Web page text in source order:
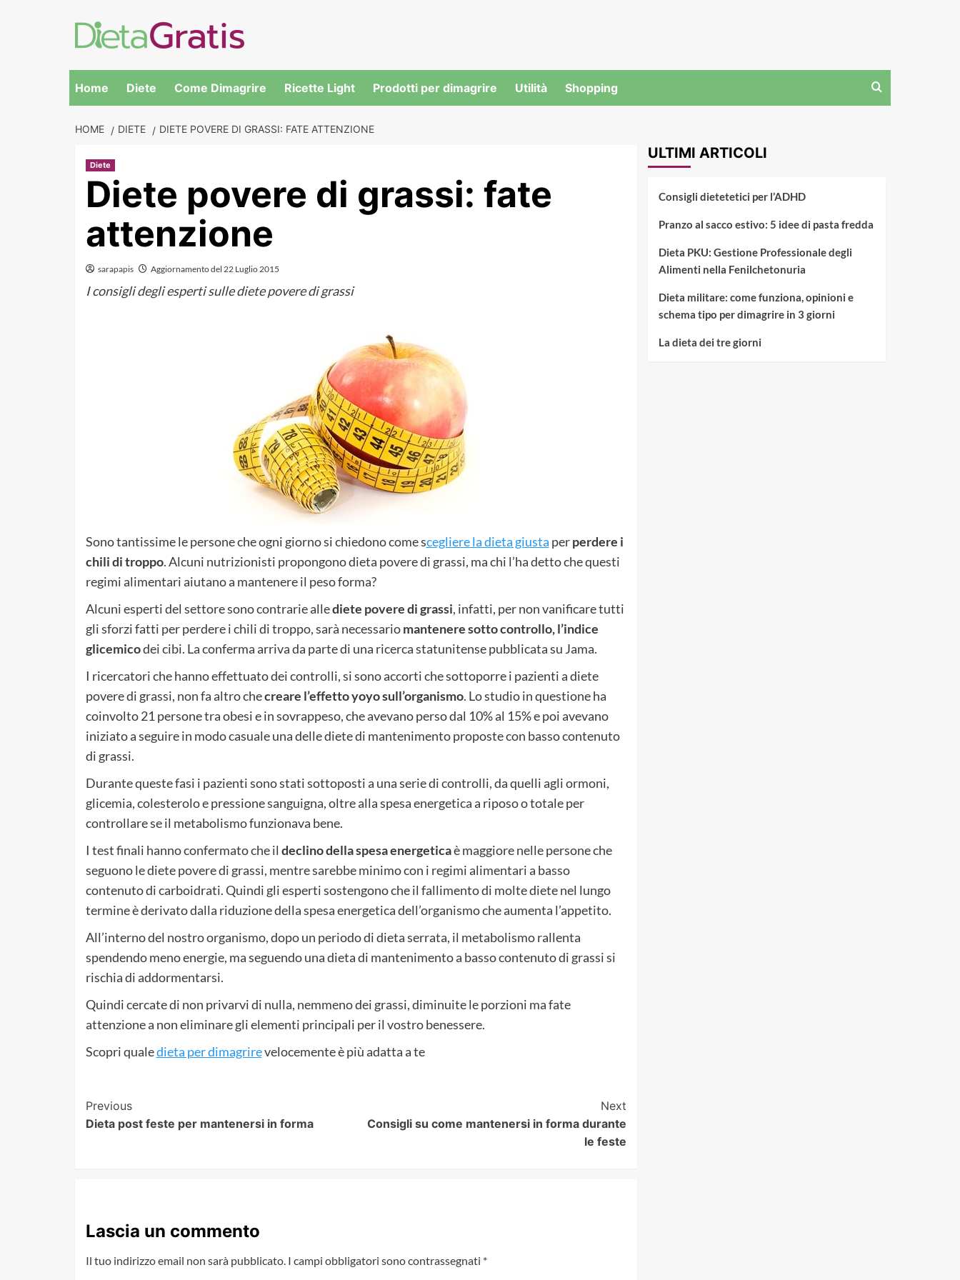
to
content
Home Diete Come Dimagrire Ricette Light Prodotti per dimagrire Utilità Shopping
HOME DIETE DIETE POVERE DI GRASSI: FATE ATTENZIONE
Diete
Diete povere di grassi: fate
attenzione
sarapapis Aggiornamento del 22 Luglio 2015
I consigli degli esperti sulle diete povere di grassi
Sono tantissime le persone che ogni giorno si chiedono come scegliere la dieta giusta perperdere i
chili di troppo. Alcuni nutrizionisti propongono dieta povere di grassi, ma chi l’ha detto che questi
regimi alimentari aiutano a mantenere il peso forma?
Alcuni esperti del settore sono contrarie allediete povere di grassi, infatti, per non vanificare tutti
gli sforzi fatti per perdere i chili di troppo, sarà necessariomantenere sotto controllo, l’indice
glicemicodei cibi. La conferma arriva da parte di una ricerca statunitense pubblicata su Jama.
I ricercatori che hanno effettuato dei controlli, si sono accorti che sottoporre i pazienti a diete
povere di grassi, non fa altro checreare l’effetto yoyo sull’organismo. Lo studio in questione ha
coinvolto 21 persone tra obesi e in sovrappeso, che avevano perso dal 10% al 15% e poi avevano
iniziato a seguire in modo casuale una delle diete di mantenimento proposte con basso contenuto
di grassi.
Durante queste fasi i pazienti sono stati sottoposti a una serie di controlli, da quelli agli ormoni,
glicemia, colesterolo e pressione sanguigna, oltre alla spesa energetica a riposo o totale per
controllare se il metabolismo funzionava bene.
I test finali hanno confermato che il declino della spesa energeticaè maggiore nelle persone che
seguono le diete povere di grassi, mentre sarebbe minimo con i regimi alimentari a basso
contenuto di carboidrati. Quindi gli esperti sostengono che il fallimento di molte diete nel lungo
termine è derivato dalla riduzione della spesa energetica dell’organismo che aumenta l’appetito.
All’interno del nostro organismo, dopo un periodo di dieta serrata, il metabolismo rallenta
spendendo meno energie, ma seguendo una dieta di mantenimento a basso contenuto di grassi si
rischia di addormentarsi.
Quindi cercate di non privarvi di nulla, nemmeno dei grassi, diminuite le porzioni ma fate
attenzione a non eliminare gli elementi principali per il vostro benessere.
Scopri qualedieta per dimagrirevelocemente è più adatta a te
Post
Navigation
Previous
Dieta post feste per mantenersi in forma
Next
Consigli su come mantenersi in forma durante
le feste
Lascia un commento
Il tuo indirizzo email non sarà pubblicato. I campi obbligatori sono contrassegnati *
ULTIMI ARTICOLI
Consigli dietetetici per l’ADHD
Pranzo al sacco estivo: 5 idee di pasta fredda
Dieta PKU: Gestione Professionale degli
Alimenti nella Fenilchetonuria
Dieta militare: come funziona, opinioni e
schema tipo per dimagrire in 3 giorni
La dieta dei tre giorni